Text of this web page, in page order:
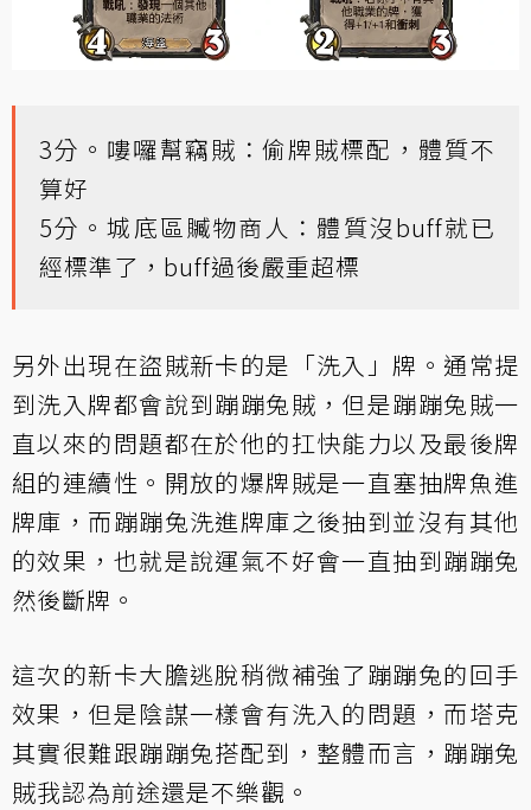
3分。嘍囉幫竊賊：偷牌賊標配，體質不
算好
5分。城底區贓物商人：體質沒buff就已
經標準了，buff過後嚴重超標
另外出現在盜賊新卡的是「洗入」牌。通常提
到洗入牌都會說到蹦蹦兔賊，但是蹦蹦兔賊一
直以來的問題都在於他的扛快能力以及最後牌
組的連續性。開放的爆牌賊是一直塞抽牌魚進
牌庫，而蹦蹦兔洗進牌庫之後抽到並沒有其他
的效果，也就是說運氣不好會一直抽到蹦蹦兔
然後斷牌。
這次的新卡大膽逃脫稍微補強了蹦蹦兔的回手
效果，但是陰謀一樣會有洗入的問題，而塔克
其實很難跟蹦蹦兔搭配到，整體而言，蹦蹦兔
賊我認為前途還是不樂觀。